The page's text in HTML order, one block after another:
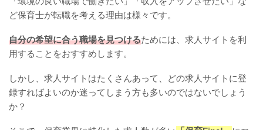
ど保育士が転職を考える理由は様々です。
自分の希望に合う職場を見つけるためには、求人サイトを利
用することをおすすめします。
しかし、求人サイトはたくさんあって、どの求人サイトに登
録すればよいのか迷ってしまう方も多いのではないでしょう
か？